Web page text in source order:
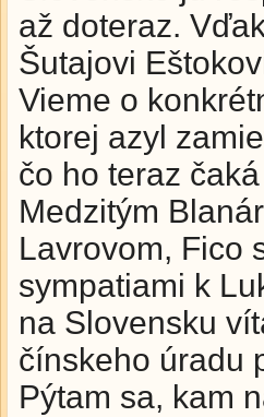
až doteraz.
Šutajovi
Vieme o
ktorej azyl
čo ho teraz
Medzitým
Lavrovom, Fico
sympatiami k
na Slovensku
čínskeho úradu
Pýtam sa, kam